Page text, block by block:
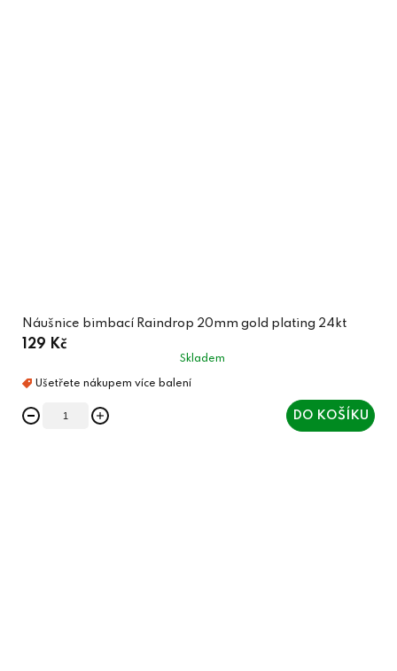
Náušnice bimbací Raindrop 20mm gold plating 24kt
129 Kč
Skladem
DO KOŠÍKU